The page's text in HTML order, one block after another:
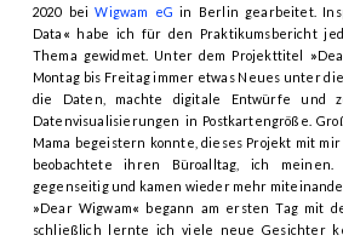
2020 beiWigwam eG in Berlin gearbeitet.
Data « habe ich für den Praktikumsbericht
Thema gewidmet. Unter dem Projekttitel
»
Montag bis Freitag immer etwas Neues unter
die Daten, machte digitale Entwürfe und
Datenvisualisierungen in Postkartengröße.
Mama begeistern konnte, dieses Projekt mit
beobachtete ihren Büroalltag, ich
gegenseitig und kamen wieder mehr
»Dear Wigwam« begann am ersten Tag mit
schließlich lernte ich viele neue Gesichter